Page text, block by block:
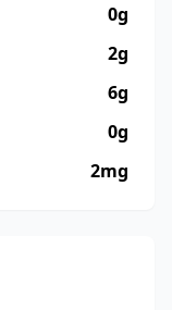
0g
2g
6g
0g
2mg